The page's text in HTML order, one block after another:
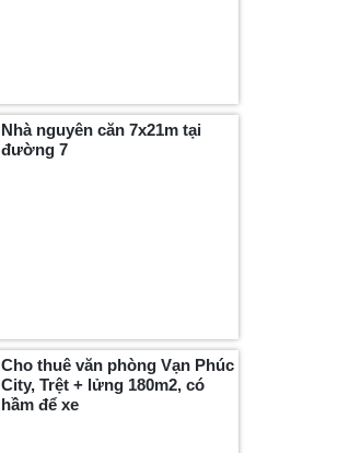
Nhà nguyên căn 7x21m tại
đường 7
Cho thuê văn phòng Vạn Phúc
City, Trệt + lửng 180m2, có
hầm để xe